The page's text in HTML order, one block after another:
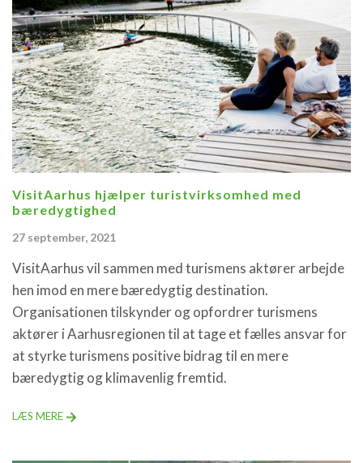
VisitAarhus hjælper turistvirksomhed med
bæredygtighed
27 september, 2021
VisitAarhus vil sammen med turismens aktører arbejde
hen imod en mere bæredygtig destination.
Organisationen tilskynder og opfordrer turismens
aktører i Aarhusregionen til at tage et fælles ansvar for
at styrke turismens positive bidrag til en mere
bæredygtig og klimavenlig fremtid.
LÆS MERE